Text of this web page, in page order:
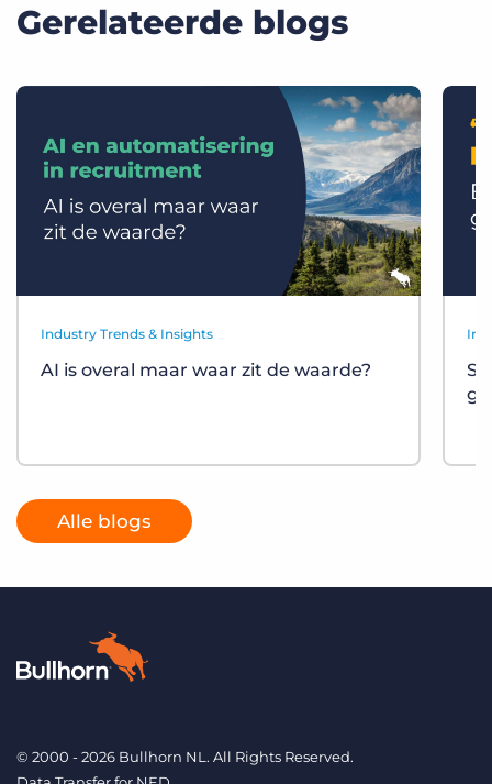
Gerelateerde blogs
Industry Trends & Insights
AI is overal maar waar zit de waarde?
Alle blogs
© 2000 - 2026 Bullhorn NL. All Rights Reserved.